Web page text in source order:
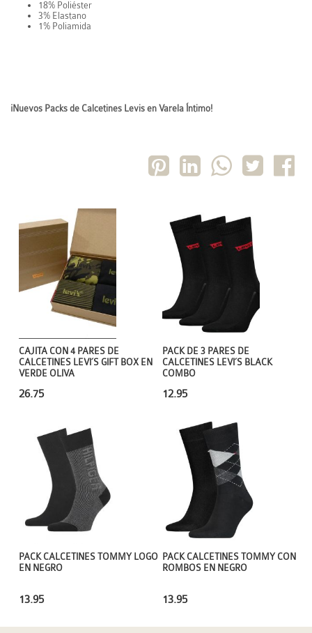
18% Poliéster
3% Elastano
1% Poliamida
¡Nuevos Packs de Calcetines Levis en Varela Íntimo!
PACK DE 3 PARES DE
CALCETINES LEVI´S BLACK
COMBO
12.95
CAJITA CON 4 PARES DE
CALCETINES LEVI´S GIFT BOX EN
VERDE OLIVA
26.75
PACK CALCETINES TOMMY CON
ROMBOS EN NEGRO
13.95
PACK CALCETINES TOMMY LOGO
EN NEGRO
13.95